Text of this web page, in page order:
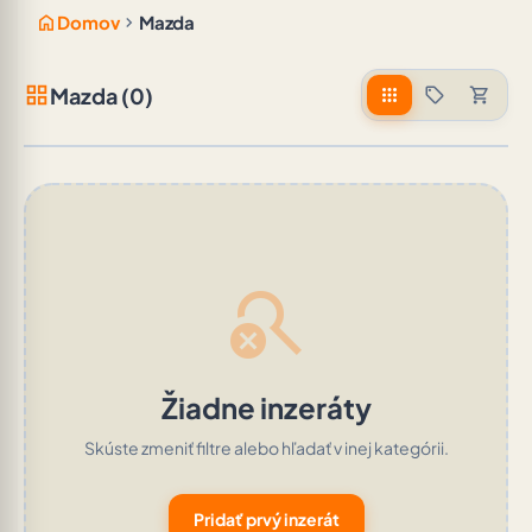
home Domov chevron_right Mazda
grid_viewMazda (0) apps sell shopping_cart
search_off
Žiadne inzeráty
Skúste zmeniť filtre alebo hľadať v inej kategórii.
Pridať prvý inzerát